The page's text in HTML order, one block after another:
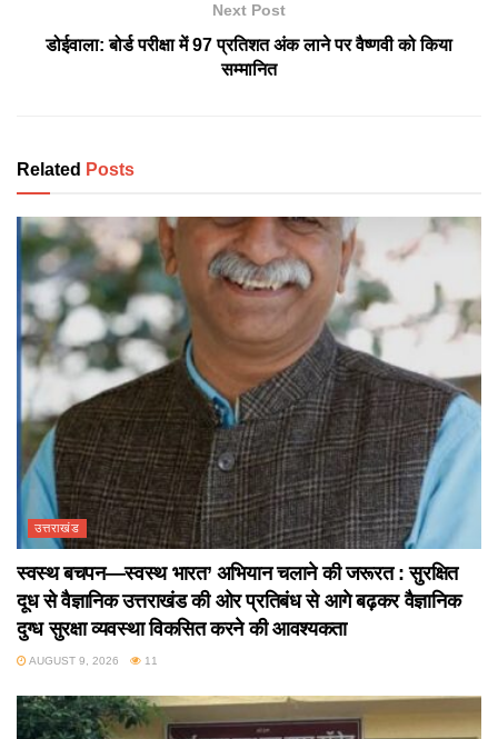
Next Post
डोईवाला: बोर्ड परीक्षा में 97 प्रतिशत अंक लाने पर वैष्णवी को किया
सम्मानित
Related Posts
उत्तराखंड
स्वस्थ बचपन—स्वस्थ भारत’ अभियान चलाने की जरूरत : सुरक्षित
दूध से वैज्ञानिक उत्तराखंड की ओर प्रतिबंध से आगे बढ़कर वैज्ञानिक
दुग्ध सुरक्षा व्यवस्था विकसित करने की आवश्यकता
AUGUST 9, 2026 11